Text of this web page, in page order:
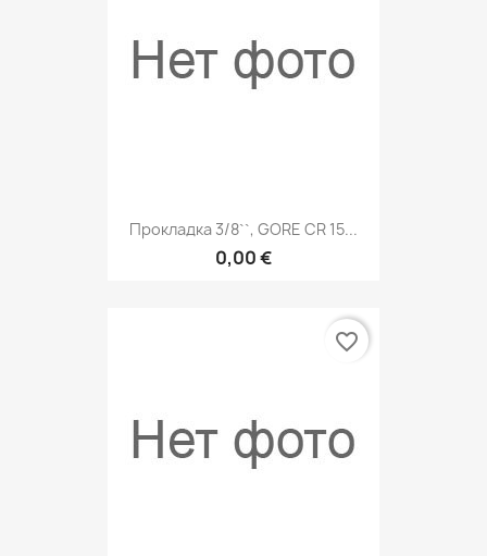
Прокладка 3/8``, GORE CR 15...
0,00 €
favorite_border